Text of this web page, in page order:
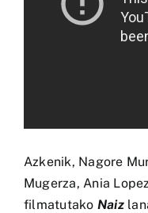
Azkenik, Nagore
Mugerza, Ania
filmatutako Naiz